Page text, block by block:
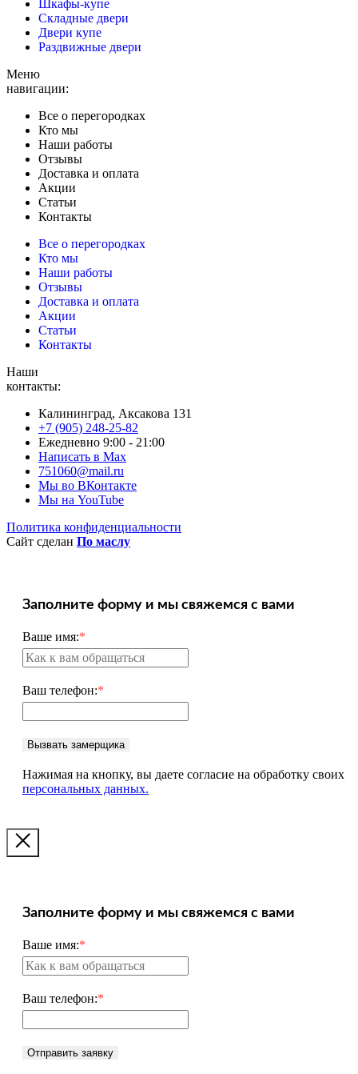
Шкафы-купе
Складные двери
Двери купе
Раздвижные двери
Меню
навигации:
Все о перегородках
Кто мы
Наши работы
Отзывы
Доставка и оплата
Акции
Статьи
Контакты
Все о перегородках
Кто мы
Наши работы
Отзывы
Доставка и оплата
Акции
Статьи
Контакты
Наши
контакты:
Калининград, Аксакова 131
+7 (905) 248-25-82
Ежедневно 9:00 - 21:00
Написать в Max
751060@mail.ru
Мы во ВКонтакте
Мы на YouTube
Политика конфиденциальности
Сайт сделан По маслу
Заполните форму и мы свяжемся с вами
Ваше имя:*
Ваш телефон:*
Вызвать замерщика
Нажимая на кнопку, вы даете согласие на обработку своих
персональных данных.
Заполните форму и мы свяжемся с вами
Ваше имя:*
Ваш телефон:*
Отправить заявку